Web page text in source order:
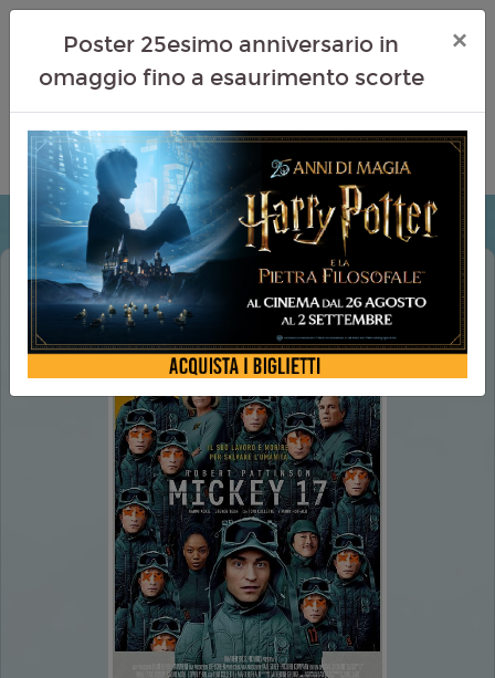
MICKEY 17
Poster 25esimo anniversario in
omaggio fino a esaurimento scorte
×